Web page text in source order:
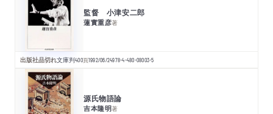
監督 小津安二郎
蓮實重彦著
出版社品切れ文庫判400頁1992/06/24978-4-480-08003-5
源氏物語論
吉本隆明著